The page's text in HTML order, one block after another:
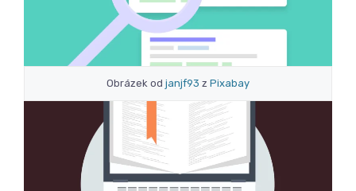
Obrázek od janjf93 z Pixabay